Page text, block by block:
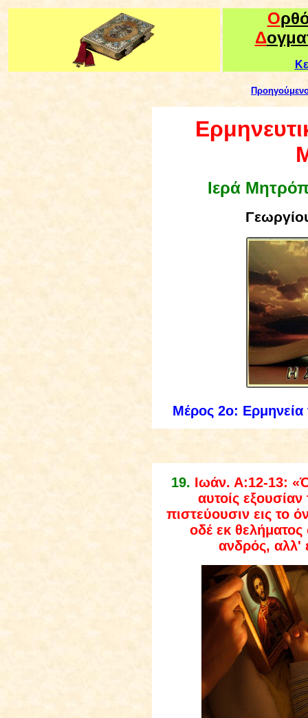
Ο
Δ
Ιερά
Μέρος 2ο: Ερμηνεία
19. Ιωάν. Α:12-13:
αυτοίς
πιστεύουσιν εις το
οδέ εκ
ανδρός, αλλ'